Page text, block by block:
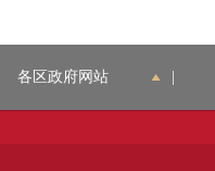
各区政府网站